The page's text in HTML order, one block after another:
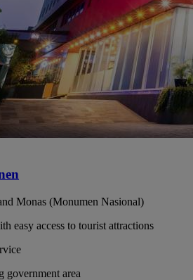
Monas (Monumen Nasional)
easy access to tourist attractions
government area